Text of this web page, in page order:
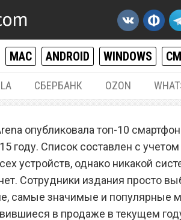
MAC ANDROID WINDOWS
СБЕРБАНК OZON
смартфонов на
iOS вышедших
опубликовала топ-10
году. Список составлен с учетом
устройств, однако никакой
Сотрудники издания просто
самые значимые и популярные
в продаже в текущем